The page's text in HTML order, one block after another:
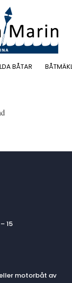
BÅTAR
15
motorbåt av